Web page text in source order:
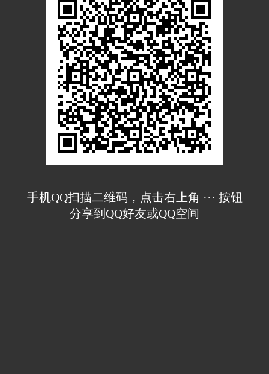
手机QQ扫描二维码，点击右上角 ··· 按钮
分享到QQ好友或QQ空间